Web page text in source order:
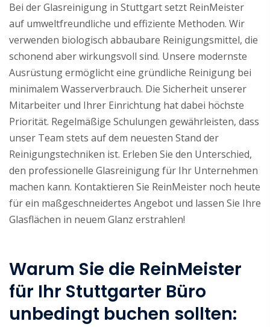
Bei der Glasreinigung in Stuttgart setzt ReinMeister
auf umweltfreundliche und effiziente Methoden. Wir
verwenden biologisch abbaubare Reinigungsmittel, die
schonend aber wirkungsvoll sind. Unsere modernste
Ausrüstung ermöglicht eine gründliche Reinigung bei
minimalem Wasserverbrauch. Die Sicherheit unserer
Mitarbeiter und Ihrer Einrichtung hat dabei höchste
Priorität. Regelmäßige Schulungen gewährleisten, dass
unser Team stets auf dem neuesten Stand der
Reinigungstechniken ist. Erleben Sie den Unterschied,
den professionelle Glasreinigung für Ihr Unternehmen
machen kann. Kontaktieren Sie ReinMeister noch heute
für ein maßgeschneidertes Angebot und lassen Sie Ihre
Glasflächen in neuem Glanz erstrahlen!
Warum Sie die ReinMeister
für Ihr Stuttgarter Büro
unbedingt buchen sollten: